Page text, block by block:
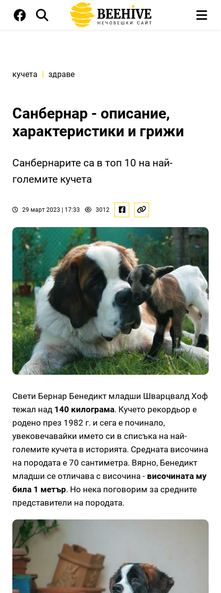
кучета | здраве
Санбернар - описание,
характеристики и грижи
Санбернарите са в топ 10 на най-
големите кучета
29 март 2023 | 17:33 3012
Свети Бернар Бенедикт младши Шварцвалд Хоф
тежал над 140 килограма. Кучето рекордьор е
родено през 1982 г. и сега е починало,
увековечавайки името си в списъка на най-
големите кучета в историята. Средната височина
на породата е 70 сантиметра. Вярно, Бенедикт
младши се отличава с височина - височината му
била 1 метър. Но нека поговорим за средните
представители на породата.